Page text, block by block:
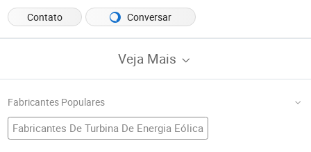
Contato Conversar
Veja Mais
Fabricantes Populares
Fabricantes De Turbina De Energia Eólica